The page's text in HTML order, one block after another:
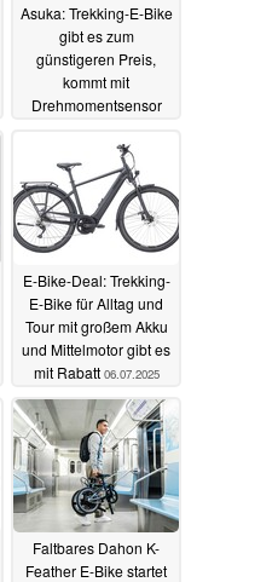
Asuka: Trekking-E-Bike
gibt es zum
günstigeren Preis,
kommt mit
Drehmomentsensor
Gepäckträgern
06.07.2025
E-Bike-Deal: Trekking-
E-Bike für Alltag und
Tour mit großem Akku
und Mittelmotor gibt es
mit Rabatt 06.07.2025
Faltbares Dahon K-
Feather E-Bike startet